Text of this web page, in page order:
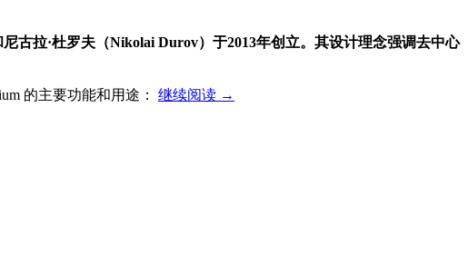
古拉·杜罗夫（Nikolai Durov）于2013年创立。其设计理念强调去中心
的主要功能和用途： 继续阅读 →